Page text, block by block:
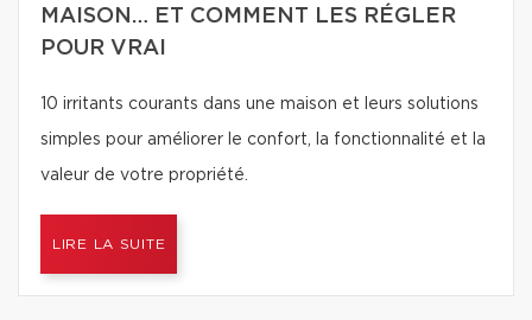
MAISON… ET COMMENT LES RÉGLER
POUR VRAI
10 irritants courants dans une maison et leurs solutions
simples pour améliorer le confort, la fonctionnalité et la
valeur de votre propriété.
LIRE LA SUITE